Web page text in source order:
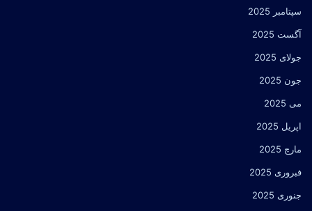
سپتامبر 2025
آگست 2025
جولای 2025
جون 2025
می 2025
اپریل 2025
مارچ 2025
فبروری 2025
جنوری 2025